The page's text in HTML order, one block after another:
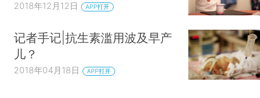
2018年12月12日 APP打开
记者手记|抗生素滥用波及早产
儿？
2018年04月18日 APP打开